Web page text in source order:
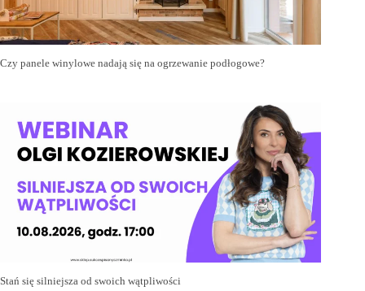
Czy panele winylowe nadają się na ogrzewanie podłogowe?
Stań się silniejsza od swoich wątpliwości